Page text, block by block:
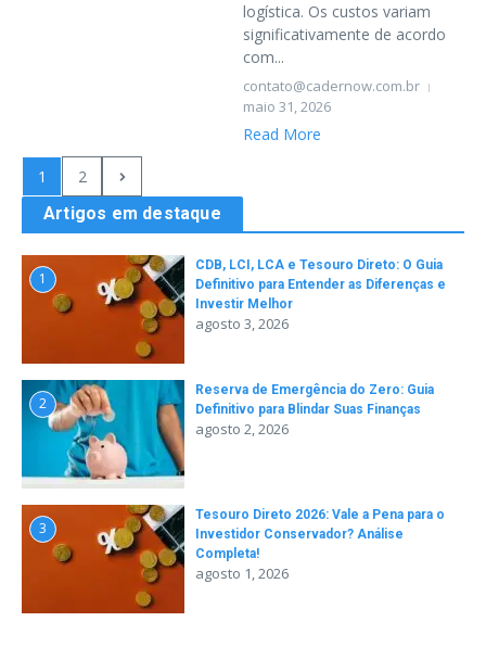
logística. Os custos variam
significativamente de acordo
com...
contato@cadernow.com.br
maio 31, 2026
Read More
1
2
Artigos em destaque
1
CDB, LCI, LCA e Tesouro Direto: O Guia
Definitivo para Entender as Diferenças e
Investir Melhor
agosto 3, 2026
2
Reserva de Emergência do Zero: Guia
Definitivo para Blindar Suas Finanças
agosto 2, 2026
3
Tesouro Direto 2026: Vale a Pena para o
Investidor Conservador? Análise
Completa!
agosto 1, 2026